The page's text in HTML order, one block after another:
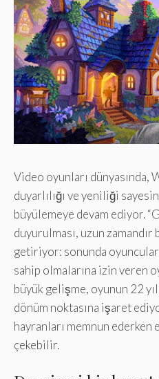
Video oyunları
duyarlılığı ve yeniliği
büyülemeye devam ediyor.
duyurulması, uzun
getiriyor: sonunda
sahip olmalarına izin veren
büyük gelişme, oyunun 22
dönüm noktasına işaret
hayranları memnun ederken
çekebilir.